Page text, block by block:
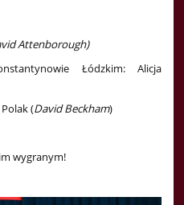
Attenborough)
Łódzkim: Alicja
(David Beckham)
wygranym!